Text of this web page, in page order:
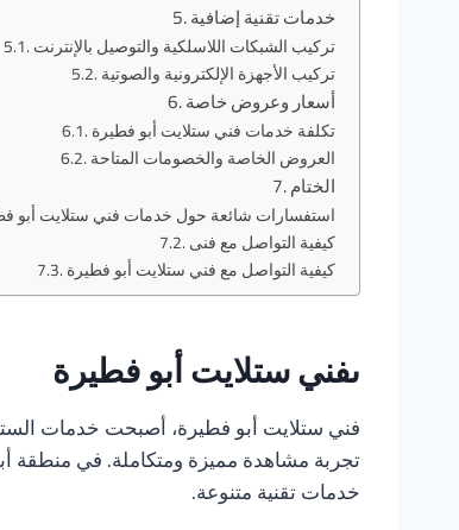
خدمات تقنية إضافية
تركيب الشبكات اللاسلكية والتوصيل بالإنترنت
تركيب الأجهزة الإلكترونية والصوتية
أسعار وعروض خاصة
تكلفة خدمات فني ستلايت أبو فطيرة
العروض الخاصة والخصومات المتاحة
الختام
استفسارات شائعة حول خدمات فني ستلايت أبو
كيفية التواصل مع فنى
كيفية التواصل مع فني ستلايت أبو فطيرة
ىفني ستلايت أبو فطيرة
فني ستلايت أبو فطيرة، أصبحت خدمات
تجربة مشاهدة مميزة ومتكاملة. في منطقة
خدمات تقنية متنوعة.